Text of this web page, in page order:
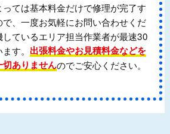
っては基本料金だけで修理が完了す
、一度お気軽にお問い合わせくだ
ているエリア担当作業者が最速30
す。 出張料金やお見積料金などを
ありませんのでご安心ください。